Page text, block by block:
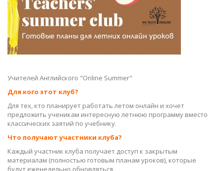
Учителей Английского "Online Summer"
Для кого этот клуб?
Для тех, кто планирует работать летом онлайн и хочет
предложить ученикам интересную летнюю программу вместо
классических заятий по учебнику.
Что получают участники клуба?
Каждый участник клуба получает доступ к закрытым
материалам (полностью готовым планам уроков), которые
будут еженедельно обновляться.